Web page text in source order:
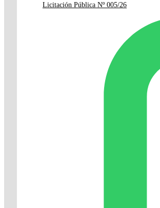
Licitación Pública Nº 005/26